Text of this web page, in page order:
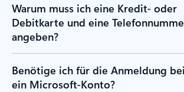
Warum muss ich eine Kredit- oder
Debitkarte und eine
angeben?
Benötige ich für die Anmeldung
ein Microsoft-Konto?